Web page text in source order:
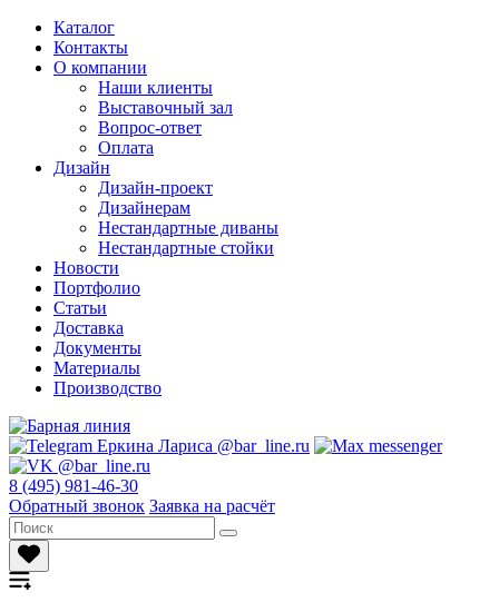
Каталог
Контакты
О компании
Наши клиенты
Выставочный зал
Вопрос-ответ
Оплата
Дизайн
Дизайн-проект
Дизайнерам
Нестандартные диваны
Нестандартные стойки
Новости
Портфолио
Статьи
Доставка
Документы
Материалы
Производство
8 (495) 981-46-30
Обратный звонок Заявка на расчёт